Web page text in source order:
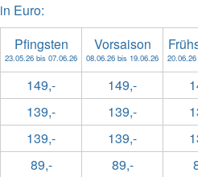
Euro:
Pfingsten
23.05.26 bis 07.06.26
Vorsaison
08.06.26 bis 19.06.26 20.06.26
149,- 149,-
139,-
139,-
139,-
139,-
89,-
89,-